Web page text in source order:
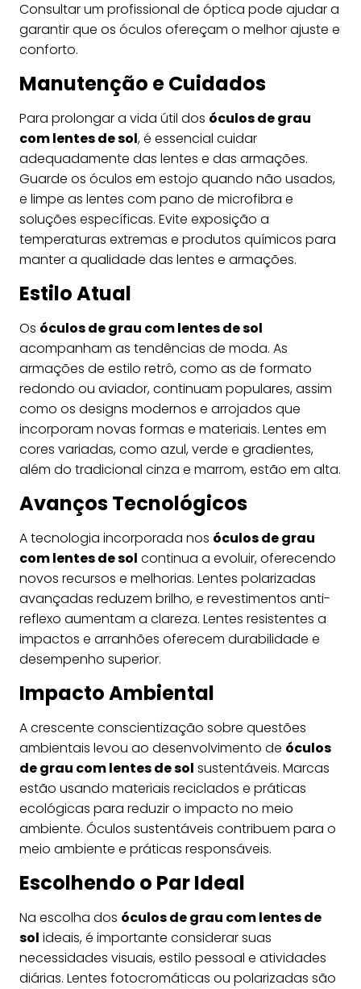
Consultar um profissional de óptica pode ajudar a
garantir que os óculos ofereçam o melhor ajuste e
conforto.
Manutenção e Cuidados
Para prolongar a vida útil dos óculos de grau
com lentes de sol, é essencial cuidar
adequadamente das lentes e das armações.
Guarde os óculos em estojo quando não usados,
e limpe as lentes com pano de microfibra e
soluções específicas. Evite exposição a
temperaturas extremas e produtos químicos para
manter a qualidade das lentes e armações.
Estilo Atual
Os óculos de grau com lentes de sol
acompanham as tendências de moda. As
armações de estilo retrô, como as de formato
redondo ou aviador, continuam populares, assim
como os designs modernos e arrojados que
incorporam novas formas e materiais. Lentes em
cores variadas, como azul, verde e gradientes,
além do tradicional cinza e marrom, estão em alta.
Avanços Tecnológicos
A tecnologia incorporada nos óculos de grau
com lentes de sol continua a evoluir, oferecendo
novos recursos e melhorias. Lentes polarizadas
avançadas reduzem brilho, e revestimentos anti-
reflexo aumentam a clareza. Lentes resistentes a
impactos e arranhões oferecem durabilidade e
desempenho superior.
Impacto Ambiental
A crescente conscientização sobre questões
ambientais levou ao desenvolvimento de óculos
de grau com lentes de sol sustentáveis. Marcas
estão usando materiais reciclados e práticas
ecológicas para reduzir o impacto no meio
ambiente. Óculos sustentáveis contribuem para o
meio ambiente e práticas responsáveis.
Escolhendo o Par Ideal
Na escolha dos óculos de grau com lentes de
sol ideais, é importante considerar suas
necessidades visuais, estilo pessoal e atividades
diárias. Lentes fotocromáticas ou polarizadas são